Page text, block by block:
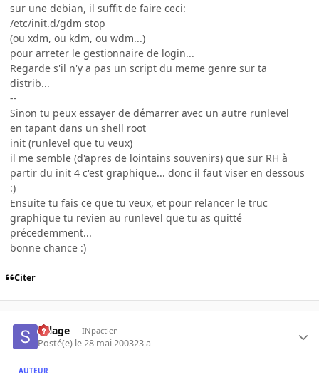
sur une debian, il suffit de faire ceci:
/etc/init.d/gdm stop
(ou xdm, ou kdm, ou wdm...)
pour arreter le gestionnaire de login...
Regarde s'il n'y a pas un script du meme genre sur ta
distrib...
--
Sinon tu peux essayer de démarrer avec un autre runlevel
en tapant dans un shell root
init (runlevel que tu veux)
il me semble (d'apres de lointains souvenirs) que sur RH à
partir du init 4 c'est graphique... donc il faut viser en dessous
:)
Ensuite tu fais ce que tu veux, et pour relancer le truc
graphique tu revien au runlevel que tu as quitté
précedemment...
bonne chance :)
Citer
Sillage INpactien
Posté(e) le 28 mai 200323 a
AUTEUR